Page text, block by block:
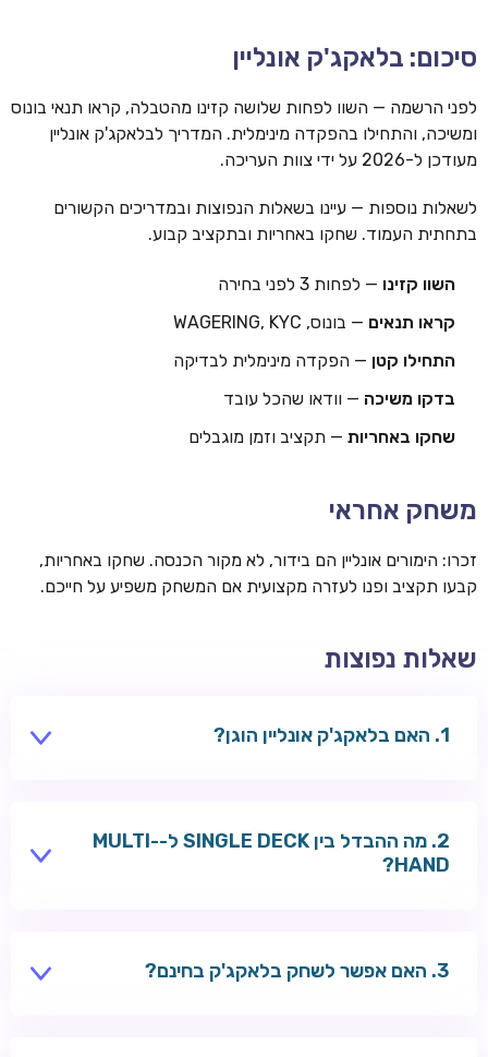
סיכום: בלאקג'ק אונליין
לפני הרשמה — השוו לפחות שלושה קזינו מהטבלה, קראו תנאי בונוס
ומשיכה, והתחילו בהפקדה מינימלית. המדריך לבלאקג'ק אונליין
מעודכן ל-2026 על ידי צוות העריכה.
לשאלות נוספות — עיינו בשאלות הנפוצות ובמדריכים הקשורים
בתחתית העמוד. שחקו באחריות ובתקציב קבוע.
השוו קזינו — לפחות 3 לפני בחירה
קראו תנאים — בונוס, WAGERING, KYC
התחילו קטן — הפקדה מינימלית לבדיקה
בדקו משיכה — וודאו שהכל עובד
שחקו באחריות — תקציב וזמן מוגבלים
משחק אחראי
זכרו: הימורים אונליין הם בידור, לא מקור הכנסה. שחקו באחריות,
קבעו תקציב ופנו לעזרה מקצועית אם המשחק משפיע על חייכם.
שאלות נפוצות
האם בלאקג'ק אונליין הוגן?
אמיתיים.
מה ההבדל בין SINGLE DECK ל-MULTI-
HAND?
במקביל.
האם אפשר לשחק בלאקג'ק בחינם?